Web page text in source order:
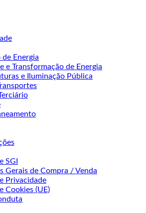
de Energia
e Transformação de Energia
e Iluminação Pública
SGI
Gerais de Compra / Venda
Privacidade
Cookies (UE)